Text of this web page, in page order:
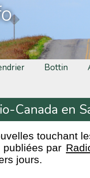
Bottin
Canada en
touchant
publiées par
jours.